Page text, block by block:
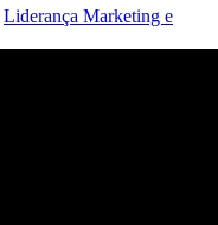
Liderança Marketing e